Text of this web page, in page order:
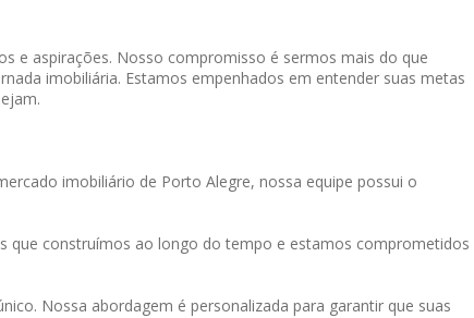
e aspirações. Nosso compromisso é sermos mais do que
imobiliária. Estamos empenhados em entender suas metas
imobiliário de Porto Alegre, nossa equipe possui o
que construímos ao longo do tempo e estamos comprometidos
Nossa abordagem é personalizada para garantir que suas